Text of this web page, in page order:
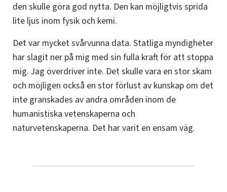
den skulle göra god nytta. Den kan möjligtvis sprida
lite ljus inom fysik och kemi.
Det var mycket svårvunna data. Statliga myndigheter
har slagit ner på mig med sin fulla kraft för att stoppa
mig. Jag överdriver inte. Det skulle vara en stor skam
och möjligen också en stor förlust av kunskap om det
inte granskades av andra områden inom de
humanistiska vetenskaperna och
naturvetenskaperna. Det har varit en ensam väg.